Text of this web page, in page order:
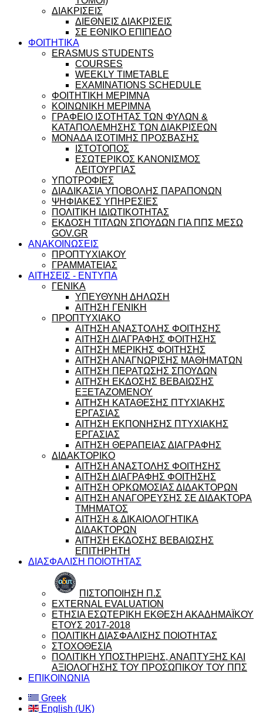
ΔΙΑΚΡΙΣΕΙΣ
ΔΙΕΘΝΕΙΣ ΔΙΑΚΡΙΣΕΙΣ
ΣΕ ΕΘΝΙΚΟ ΕΠΙΠΕΔΟ
ΦΟΙΤΗΤΙΚΑ
ERASMUS STUDENTS
COURSES
WEEKLY TIMETABLE
EXAMINATIONS SCHEDULE
ΦΟΙΤΗΤΙΚΗ ΜΕΡΙΜΝΑ
ΚΟΙΝΩΝΙΚΗ ΜΕΡΙΜΝΑ
ΓΡΑΦΕΙΟ ΙΣΟΤΗΤΑΣ ΤΩΝ ΦΥΛΩΝ &
ΚΑΤΑΠΟΛΕΜΗΣΗΣ ΤΩΝ ΔΙΑΚΡΙΣΕΩΝ
ΜΟΝΑΔΑ ΙΣΟΤΙΜΗΣ ΠΡΟΣΒΑΣΗΣ
ΙΣΤΟΤΟΠΟΣ
ΕΣΩΤΕΡΙΚΟΣ ΚΑΝΟΝΙΣΜΟΣ
ΛΕΙΤΟΥΡΓΙΑΣ
ΥΠΟΤΡΟΦΙΕΣ
ΔΙΑΔΙΚΑΣΙΑ ΥΠΟΒΟΛΗΣ ΠΑΡΑΠΟΝΩΝ
ΨΗΦΙΑΚΕΣ ΥΠΗΡΕΣΙΕΣ
ΠΟΛΙΤΙΚΗ ΙΔΙΩΤΙΚΟΤΗΤΑΣ
ΕΚΔΟΣΗ ΤΙΤΛΩΝ ΣΠΟΥΔΩΝ ΓΙΑ ΠΠΣ ΜΕΣΩ
GOV.GR
ΑΝΑΚΟΙΝΩΣΕΙΣ
ΠΡΟΠΤΥΧΙΑΚΟΥ
ΓΡΑΜΜΑΤΕΙΑΣ
ΑΙΤΗΣΕΙΣ - ΕΝΤΥΠΑ
ΓΕΝΙΚΑ
ΥΠΕΥΘΥΝΗ ΔΗΛΩΣΗ
ΑΙΤΗΣΗ ΓΕΝΙΚΗ
ΠΡΟΠΤΥΧΙΑΚΟ
ΑΙΤΗΣΗ ΑΝΑΣΤΟΛΗΣ ΦΟΙΤΗΣΗΣ
ΑΙΤΗΣΗ ΔΙΑΓΡΑΦΗΣ ΦΟΙΤΗΣΗΣ
ΑΙΤΗΣΗ ΜΕΡΙΚΗΣ ΦΟΙΤΗΣΗΣ
ΑΙΤΗΣΗ ΑΝΑΓΝΩΡΙΣΗΣ ΜΑΘΗΜΑΤΩΝ
ΑΙΤΗΣΗ ΠΕΡΑΤΩΣΗΣ ΣΠΟΥΔΩΝ
ΑΙΤΗΣΗ ΕΚΔΟΣΗΣ ΒΕΒΑΙΩΣΗΣ
ΕΞΕΤΑΖΟΜΕΝΟΥ
ΑΙΤΗΣΗ ΚΑΤΑΘΕΣΗΣ ΠΤΥΧΙΑΚΗΣ
ΕΡΓΑΣΙΑΣ
ΑΙΤΗΣΗ ΕΚΠΟΝΗΣΗΣ ΠΤΥΧΙΑΚΗΣ
ΕΡΓΑΣΙΑΣ
ΑΙΤΗΣΗ ΘΕΡΑΠΕΙΑΣ ΔΙΑΓΡΑΦΗΣ
ΔΙΔΑΚΤΟΡΙΚΟ
ΑΙΤΗΣΗ ΑΝΑΣΤΟΛΗΣ ΦΟΙΤΗΣΗΣ
ΑΙΤΗΣΗ ΔΙΑΓΡΑΦΗΣ ΦΟΙΤΗΣΗΣ
ΑΙΤΗΣΗ ΟΡΚΩΜΟΣΙΑΣ ΔΙΔΑΚΤΟΡΩΝ
ΑΙΤΗΣΗ ΑΝΑΓΟΡΕΥΣΗΣ ΣΕ ΔΙΔΑΚΤΟΡΑ
ΤΜΗΜΑΤΟΣ
ΑΙΤΗΣΗ & ΔΙΚΑΙΟΛΟΓΗΤΙΚΑ
ΔΙΔΑΚΤΟΡΩΝ
ΑΙΤΗΣΗ ΕΚΔΟΣΗΣ ΒΕΒΑΙΩΣΗΣ
ΕΠΙΤΗΡΗΤΗ
ΔΙΑΣΦΑΛΙΣΗ ΠΟΙΟΤΗΤΑΣ
ΠΙΣΤΟΠΟΙΗΣΗ Π.Σ
EXTERNAL EVALUATION
ΕΤΗΣΙΑ ΕΣΩΤΕΡΙΚΗ ΕΚΘΕΣΗ ΑΚΑΔΗΜΑΪΚΟΥ
ΕΤΟΥΣ 2017-2018
ΠΟΛΙΤΙΚΗ ΔΙΑΣΦΑΛΙΣΗΣ ΠΟΙΟΤΗΤΑΣ
ΣΤΟΧΟΘΕΣΙΑ
ΠΟΛΙΤΙΚΗ ΥΠΟΣΤΗΡΙΞΗΣ, ΑΝΑΠΤΥΞΗΣ ΚΑΙ
ΑΞΙΟΛΟΓΗΣΗΣ ΤΟΥ ΠΡΟΣΩΠΙΚΟΥ ΤΟΥ ΠΠΣ
ΕΠΙΚΟΙΝΩΝΙΑ
Greek
English (UK)